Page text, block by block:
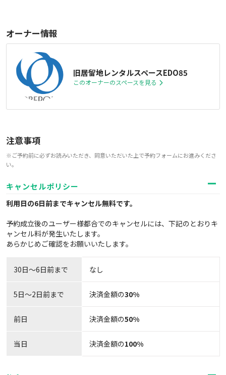
オーナー情報
旧居留地レンタルスペースEDO85
このオーナーのスペースを見る
注意事項
※ご予約前に必ずお読みいただき、同意いただいた上で予約フォームにお進みくださ
い。
キャンセルポリシー
利用日の6日前までキャンセル無料です。
予約成立後のユーザー様都合でのキャンセルには、下記のとおりキ
ャンセル料が発生いたします。
あらかじめご確認をお願いいたします。
30日〜6日前まで なし
5日～2日前まで 決済金額の30%
前日 決済金額の50%
当日 決済金額の100%